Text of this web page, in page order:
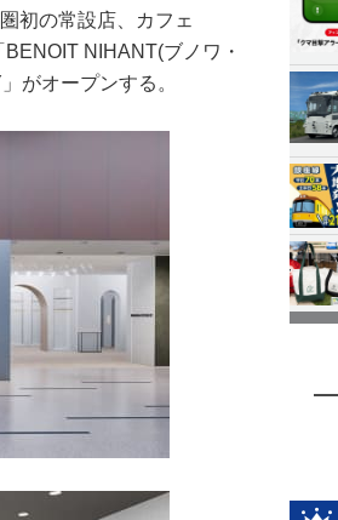
初の常設店、カフェ
NIHANT(ブノワ・
がオープンする。